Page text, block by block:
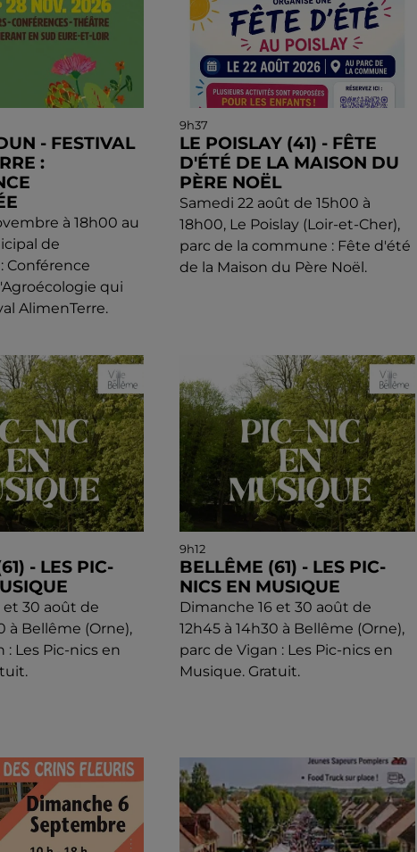
- FESTIVAL
:
à 18h00 au
de
Conférence
qui
AlimenTerre.
9h37
LE POISLAY (41) - FÊTE
D'ÉTÉ DE LA MAISON DU
PÈRE NOËL
Samedi 22 août de 15h00 à
18h00, Le Poislay (Loir-et-Cher),
parc de la commune : Fête d'été
de la Maison du Père Noël.
- LES PIC-
et 30 août de
à Bellême (Orne),
: Les Pic-nics en
9h12
BELLÊME (61) - LES PIC-
NICS EN MUSIQUE
Dimanche 16 et 30 août de
12h45 à 14h30 à Bellême (Orne),
parc de Vigan : Les Pic-nics en
Musique. Gratuit.